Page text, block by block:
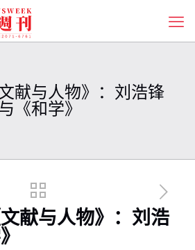
献与人物》：刘浩锋
《和学》
献与人物》：刘浩